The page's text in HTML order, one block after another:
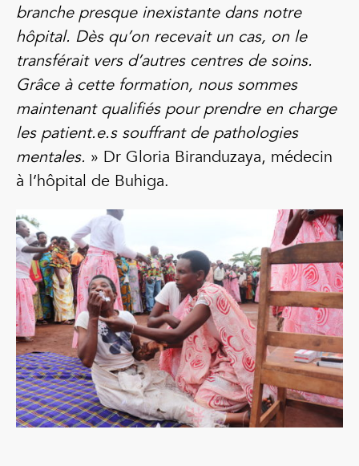
branche presque inexistante dans notre
hôpital. Dès qu’on recevait un cas, on le
transférait vers d’autres centres de soins.
Grâce à cette formation, nous sommes
maintenant qualifiés pour prendre en charge
les patient.e.s souffrant de pathologies
mentales. » Dr Gloria Biranduzaya, médecin
à l’hôpital de Buhiga.